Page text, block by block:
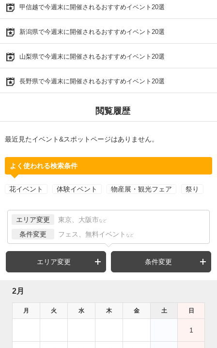
甲信越で今週末に開催されるおすすめイベント20選
新潟県で今週末に開催されるおすすめイベント20選
山梨県で今週末に開催されるおすすめイベント20選
長野県で今週末に開催されるおすすめイベント20選
閲覧履歴
最近見たイベント&スポットページはありません。
よく使われる検索条件
花イベント 体験イベント 物産展・観光フェア 祭り
エリア変更 東京、大阪市 など
条件変更 フェス、無料イベント など
エリア変更 条件変更
2月
月 火 水 木 金 土 日
1